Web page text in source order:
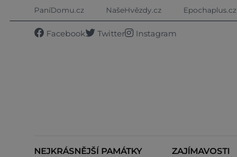
PaníDomu.cz NašeHvězdy.cz Epochaplus.cz
Facebook Twitter Instagram
NEJKRÁSNĚJŠÍ PAMÁTKY ZAJÍMAVOSTI